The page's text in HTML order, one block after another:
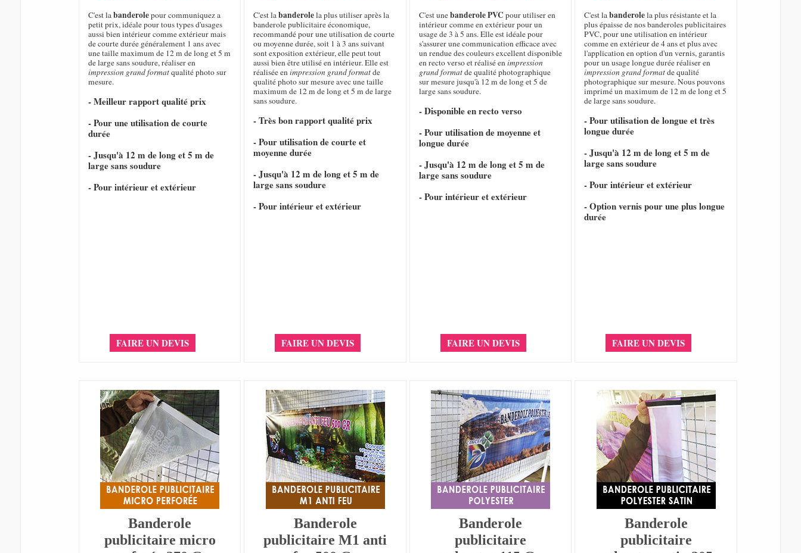
C'est labanderolepour communiquez a
petit prix, idéale pour tous types d'usages
aussi bien intérieur comme extérieur mais
de courte durée généralement 1 ans avec
une taille maximum de 12 m de long et 5 m
de large sans soudure, réaliser en
impression grand formatqualité photo sur
mesure.
- Meilleur rapport qualité prix
- Pour une utilisation de courte
durée
- Jusqu'à 12 m de long et 5 m de
large sans soudure
- Pour intérieur et extérieur
FAIRE UN DEVIS
C'est labanderolela plus utiliser après la
banderole publicitaire économique,
recommandé pour une utilisation de courte
ou moyenne durée, soit 1 à 3 ans suivant
sont exposition extérieur, elle peut tout
aussi bien être utilisé en intérieur. Elle est
réalisée enimpression grand formatde
qualité photo sur mesure avec une taille
maximum de 12 m de long et 5 m de large
sans soudure.
- Très bon rapport qualité prix
- Pour utilisation de courte et
moyenne durée
- Jusqu'à 12 m de long et 5 m de
large sans soudure
- Pour intérieur et extérieur
FAIRE UN DEVIS
C'est unebanderole PVC pour utiliser en
intérieur comme en extérieur pour un
usage de 3 à 5 ans. Elle est idéale pour
s'assurer une communication efficace avec
un rendue des couleurs excellent disponible
en recto verso et réalisé enimpression
grand formatde qualité photographique
sur mesure jusqu'à 12 m de long et 5 de
large sans soudure.
- Disponible en recto verso
- Pour utilisation de moyenne et
longue durée
- Jusqu'à 12 m de long et 5 m de
large sans soudure
- Pour intérieur et extérieur
FAIRE UN DEVIS
C'est labanderolela plus résistante et la
plus épaisse de nos banderoles publicitaires
PVC, pour une utilisation en intérieur
comme en extérieur de 4 ans et plus avec
l'application en option d'un vernis, garantis
pour un usage longue durée réaliser en
impression grand formatde qualité
photographique sur mesure. Nous pouvons
imprimé un maximum de 12 m de long et 5
de large sans soudure.
- Pour utilisation de longue et très
longue durée
- Jusqu'à 12 m de long et 5 m de
large sans soudure
- Pour intérieur et extérieur
- Option vernis pour une plus longue
durée
FAIRE UN DEVIS
Banderole
publicitaire micro
Banderole
publicitaire M1 anti
Banderole
publicitaire
Banderole
publicitaire